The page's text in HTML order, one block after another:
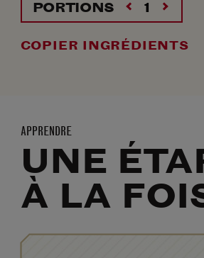
PORTIONS
COPIER INGRÉDIENTS
APPRENDRE
UNE
À LA